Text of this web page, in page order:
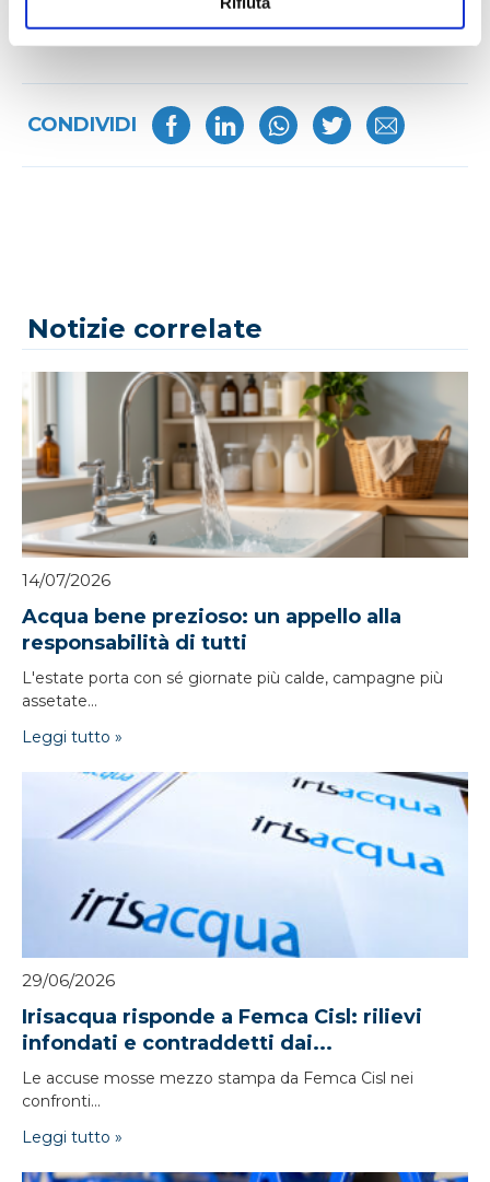
CONDIVIDI
Notizie correlate
14/07/2026
Acqua bene prezioso: un appello alla
responsabilità di tutti
L'estate porta con sé giornate più calde, campagne più
assetate...
Leggi tutto »
29/06/2026
Irisacqua risponde a Femca Cisl: rilievi
infondati e contraddetti dai...
Le accuse mosse mezzo stampa da Femca Cisl nei
confronti...
Leggi tutto »